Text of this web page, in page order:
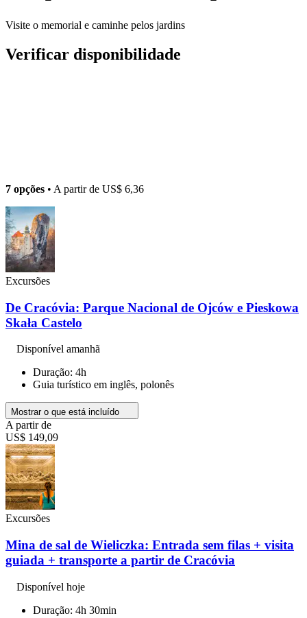
Visite o memorial e caminhe pelos jardins
Verificar disponibilidade
7 opções • A partir de US$ 6,36
Excursões
De Cracóvia: Parque Nacional de Ojców e Pieskowa
Skała Castelo
Disponível amanhã
Duração: 4h
Guia turístico em inglês, polonês
Mostrar o que está incluído
A partir de
US$ 149,09
Excursões
Mina de sal de Wieliczka: Entrada sem filas + visita
guiada + transporte a partir de Cracóvia
Disponível hoje
Duração: 4h 30min